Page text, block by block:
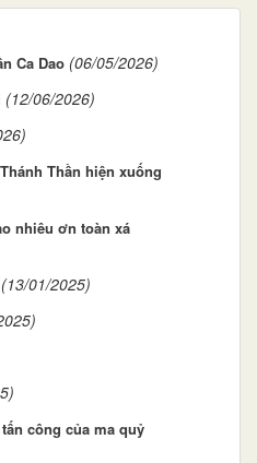
Ca Dao (06/05/2026)
(12/06/2026)
Thần hiện xuống
nhiêu ơn toàn xá
(13/01/2025)
công của ma quỷ